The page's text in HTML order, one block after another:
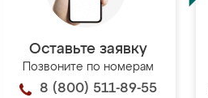
Оставьте заявку
Позвоните по номерам
8 (800) 511-89-55